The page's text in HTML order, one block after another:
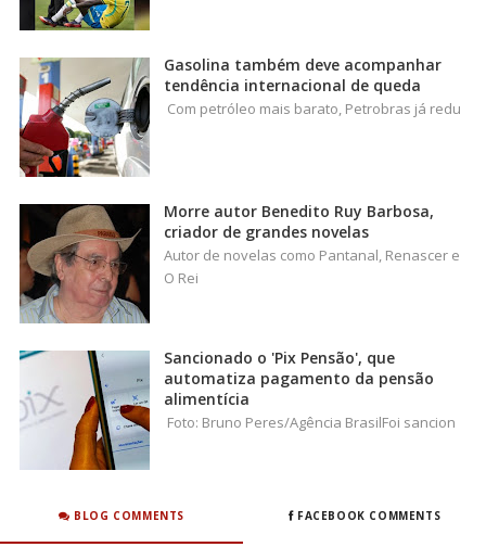
Gasolina também deve acompanhar
tendência internacional de queda
Com petróleo mais barato, Petrobras já redu
Morre autor Benedito Ruy Barbosa,
criador de grandes novelas
Autor de novelas como Pantanal, Renascer e
O Rei
Sancionado o 'Pix Pensão', que
automatiza pagamento da pensão
alimentícia
Foto: Bruno Peres/Agência BrasilFoi sancion
BLOG COMMENTS FACEBOOK COMMENTS